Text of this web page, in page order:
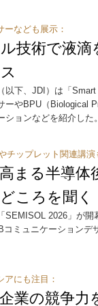
ーなども展示：
技術で液
以下、JDI）は「
ーやBPU（Biological
ョンなどを紹介した。
チップレット関連講演
まる半導
ころを聞く
SEMISOL 2026」が
コミュニケーション
アにも注目：
業の競争